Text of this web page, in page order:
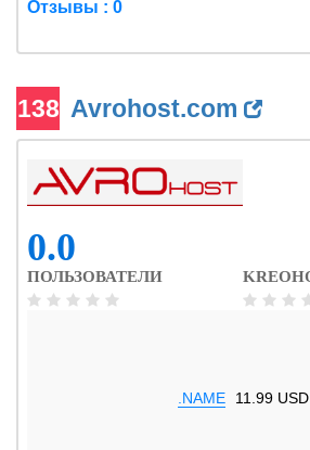
Отзывы : 0
138 Avrohost.com
0.0
ПОЛЬЗОВАТЕЛИ
.NAME 11.99 USD